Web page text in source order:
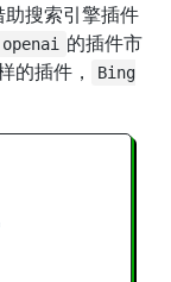
搜索引擎插件
openai
的插件市
的插件，
Bing